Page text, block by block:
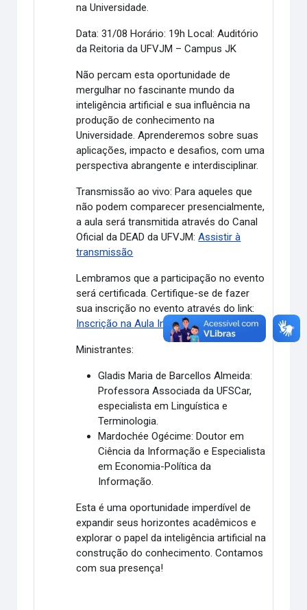
na Universidade.
Data: 31/08Horário: 19hLocal: Auditório
da Reitoria da UFVJM – Campus JK
Não percam esta oportunidade de
mergulhar no fascinante mundo da
inteligência artificial e sua influência na
produção de conhecimento na
Universidade. Aprenderemos sobre suas
aplicações, impacto e desafios, com uma
perspectiva abrangente e interdisciplinar.
Transmissão ao vivo: Para aqueles que
não podem comparecer presencialmente,
a aula será transmitida através doCanal
Oficial da DEAD da UFVJM:Assistir à
transmissão
Lembramos que a participação no evento
será certificada. Certifique-se de fazer
sua inscrição no evento através do link:
Inscrição na Aula Inaugural
Ministrantes:
Gladis Maria de Barcellos Almeida:
Professora Associada da UFSCar,
especialista em Linguística e
Terminologia.
Mardochée Ogécime: Doutor em
Ciência da Informação e Especialista
em Economia-Política da
Informação.
Esta é uma oportunidade imperdível de
expandir seus horizontes acadêmicos e
explorar o papel da inteligência artificial na
construção do conhecimento. Contamos
com sua presença!